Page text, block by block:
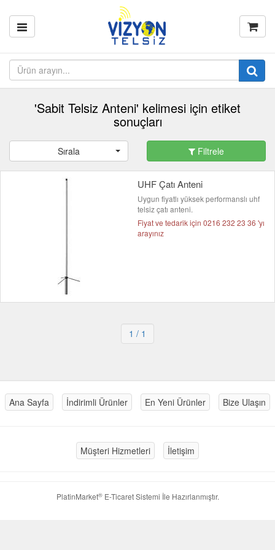
'Sabit Telsiz Anteni' kelimesi için etiket
sonuçları
Sırala Filtrele
UHF Çatı Anteni
Uygun fiyatlı yüksek performanslı uhf
telsiz çatı anteni.
Fiyat ve tedarik için 0216 232 23 36 'yı
arayınız
1 / 1
Ana Sayfa İndirimli Ürünler En Yeni Ürünler Bize Ulaşın
Müşteri Hizmetleri İletişim
PlatinMarket®E-Ticaret Sistemi İle Hazırlanmıştır.